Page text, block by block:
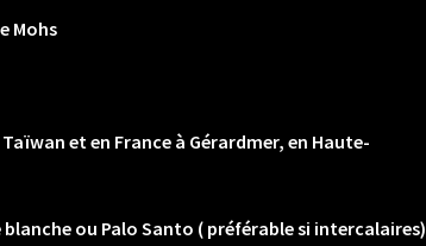
Mohs
et en France à Gérardmer, en Haute-
ou Palo Santo ( préférable si intercalaires)